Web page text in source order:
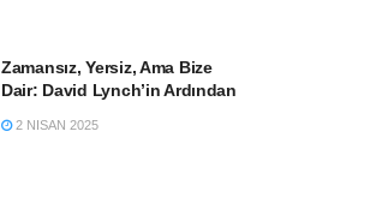
Zamansız, Yersiz, Ama Bize
Dair: David Lynch’in Ardından
2 NISAN 2025